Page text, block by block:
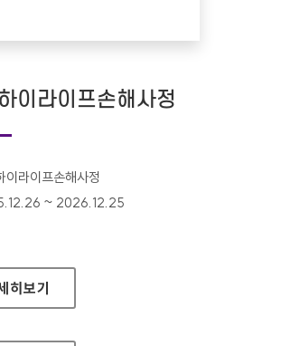
이라이프손해사정
:
이라이프손해사정
간 :
~ 2026.12.25
하이라이프손해사정
히보기